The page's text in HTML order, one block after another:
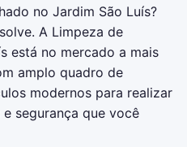
no Jardim São Luís?
A Limpeza de
está no mercado a mais
amplo quadro de
modernos para realizar
segurança que você